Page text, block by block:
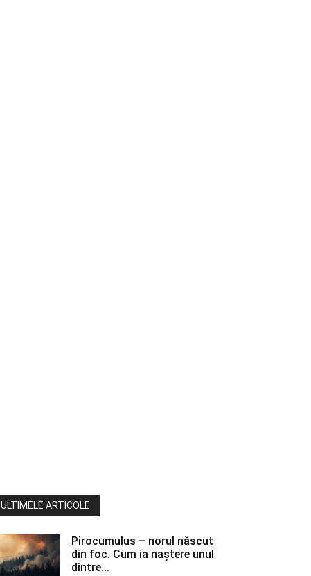
ULTIMELE ARTICOLE
Pirocumulus – norul născut
din foc. Cum ia naștere unul
dintre...